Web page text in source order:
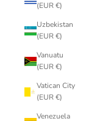
(EUR €)
Uzbekistan
(EUR €)
Vanuatu
(EUR €)
Vatican City
(EUR €)
Venezuela